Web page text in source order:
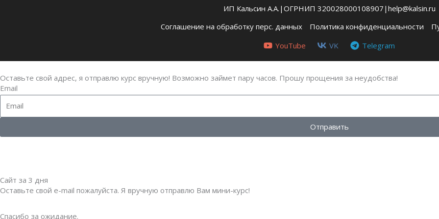
ИП Кальсин А.А.|ОГРНИП 320028000108907|help@kalsin.ru
Соглашение на обработку перс. данных
Политика конфиденциальности
YouTube
VK Telegram
Оставьте свой адрес, я отправлю курс вручную! Возможно займет пару часов. Прошу прощения за неудобства!
Email
Отправить
Сайт за 3 дня
Оставьте свой е-mail пожалуйста. Я вручную отправлю Вам мини-курс!
Спасибо за ожидание.